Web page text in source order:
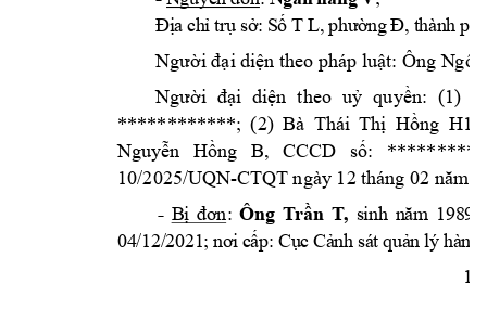
1
Địa chỉ trụ sở: Số T L, phườngĐ, thành ph
Người đại diện theo pháp luật: Ông Ngô
Người đại diện theo uỷ quyền: (1)
************; (2) Bà Thái Thị Hồng H1
Nguyễn
Hồng B, CCCD số:
10/2025/UQN-CTQT ngày 12 tháng 02 năm
- Bị đơn: Ông Trần T, sinh năm 1989
04/12/2021; nơi cấp: CụcCảnh sát quản lýhành